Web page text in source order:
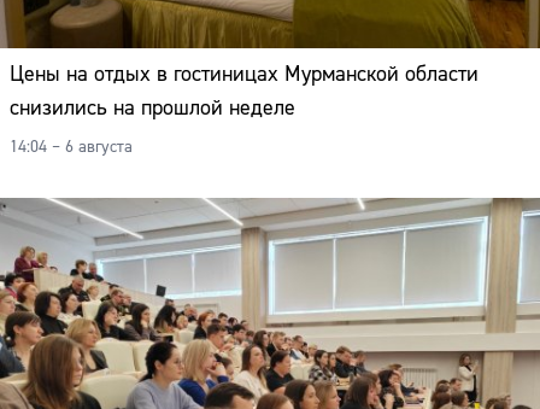
Цены на отдых в гостиницах Мурманской области
снизились на прошлой неделе
14:04 – 6 августа